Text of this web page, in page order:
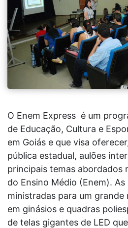
O Enem Express é um
de Educação, Cultura e
em Goiás e que visa
pública estadual, aulões
principais temas abordados
do Ensino Médio (Enem). As
ministradas para um grande
em ginásios e quadras
de telas gigantes de LED